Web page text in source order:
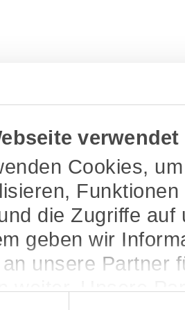
Cookies,
die Zugriffe
geben wir
unsere Partner
weiter. Unsere